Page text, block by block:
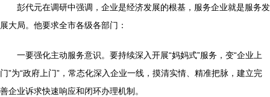
彭代元在调研中强调，企业是经济发展的根基，服务企业就是服务发
展大局。他要求全市各级各部门：
一要强化主动服务意识。要持续深入开展“妈妈式”服务，变“企业上
门”为“政府上门”，常态化深入企业一线，摸清实情、精准把脉，建立完
善企业诉求快速响应和闭环办理机制。